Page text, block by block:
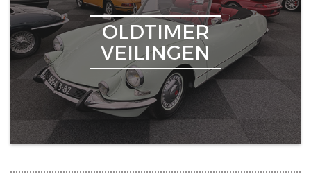
OLDTIMER
VEILINGEN